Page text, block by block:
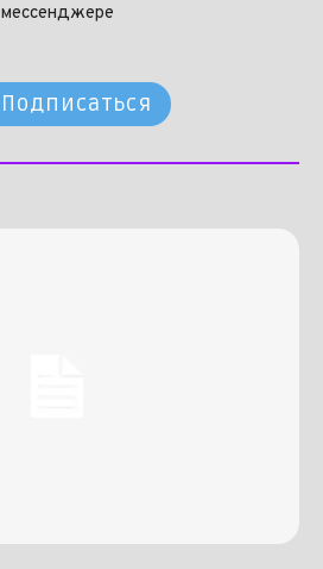
мессенджере
Подписаться